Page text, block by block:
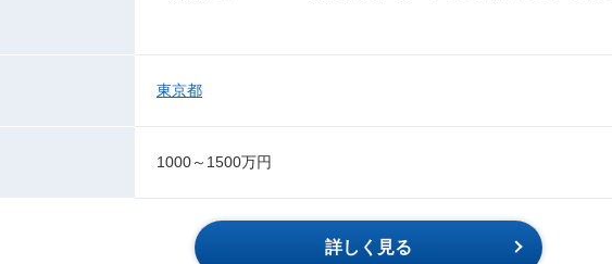
東京都
1000～1500万円
詳しく見る